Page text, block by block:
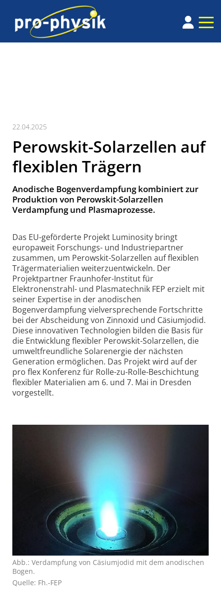
22.04.2025
Perowskit-Solarzellen auf
flexiblen Trägern
Anodische Bogenverdampfung kombiniert zur
Produktion von Perowskit-Solarzellen
Verdampfung und Plasmaprozesse.
Das EU-geförderte Projekt Luminosity bringt
europaweit Forschungs- und Industriepartner
zusammen, um Perowskit-Solarzellen auf flexiblen
Trägermaterialien weiterzuentwickeln. Der
Projektpartner Fraunhofer-Institut für
Elektronenstrahl- und Plasmatechnik FEP erzielt mit
seiner Expertise in der anodischen
Bogenverdampfung vielversprechende Fortschritte
bei der Abscheidung von Zinnoxid und Cäsiumjodid.
Diese innovativen Technologien bilden die Basis für
die Entwicklung flexibler Perowskit-Solarzellen, die
umweltfreundliche Solarenergie der nächsten
Generation ermöglichen. Das Projekt wird auf der
pro flex Konferenz für Rolle-zu-Rolle-Beschichtung
flexibler Materialien am 6. und 7. Mai in Dresden
vorgestellt.
Abb.: Verdampfung von Cäsiumjodid mit dem anodischen
Bogen.
Quelle: Fh.-FEP